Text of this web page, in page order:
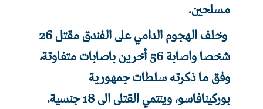
مسلحين.
وخلف الهجوم الدامي على الفندق مقتل 26
شخصا واصابة 56 أخرين باصابات متفاوتة،
وفق ما ذكرته سلطات جمهورية
بوركينافاسو، وينتمي القتلى الى 18 جنسية.